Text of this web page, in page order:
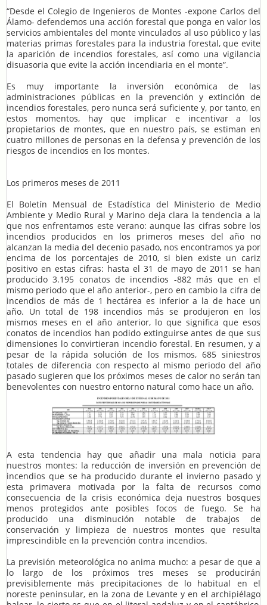
“Desde el Colegio de Ingenieros de Montes -expone Carlos del
Álamo- defendemos una acción forestal que ponga en valor los
servicios ambientales del monte vinculados al uso público y las
materias primas forestales para la industria forestal, que evite
la aparición de incendios forestales, así como una vigilancia
disuasoria que evite la acción incendiaria en el monte”.
Es muy importante la inversión económica de las
administraciones públicas en la prevención y extinción de
incendios forestales, pero nunca será suficiente y, por tanto, en
estos momentos, hay que implicar e incentivar a los
propietarios de montes, que en nuestro país, se estiman en
cuatro millones de personas en la defensa y prevención de los
riesgos de incendios en los montes.
Los primeros meses de 2011
El Boletín Mensual de Estadística del Ministerio de Medio
Ambiente y Medio Rural y Marino deja clara la tendencia a la
que nos enfrentamos este verano: aunque las cifras sobre los
incendios producidos en los primeros meses del año no
alcanzan la media del decenio pasado, nos encontramos ya por
encima de los porcentajes de 2010, si bien existe un cariz
positivo en estas cifras: hasta el 31 de mayo de 2011 se han
producido 3.195 conatos de incendios -882 más que en el
mismo periodo que el año anterior-, pero en cambio la cifra de
incendios de más de 1 hectárea es inferior a la de hace un
año. Un total de 198 incendios más se produjeron en los
mismos meses en el año anterior, lo que significa que esos
conatos de incendios han podido extinguirse antes de que sus
dimensiones lo convirtieran incendio forestal. En resumen, y a
pesar de la rápida solución de los mismos, 685 siniestros
totales de diferencia con respecto al mismo periodo del año
pasado sugieren que los próximos meses de calor no serán tan
benevolentes con nuestro entorno natural como hace un año.
A esta tendencia hay que añadir una mala noticia para
nuestros montes: la reducción de inversión en prevención de
incendios que se ha producido durante el invierno pasado y
esta primavera motivada por la falta de recursos como
consecuencia de la crisis económica deja nuestros bosques
menos protegidos ante posibles focos de fuego. Se ha
producido una disminución notable de trabajos de
conservación y limpieza de nuestros montes que resulta
imprescindible en la prevención contra incendios.
La previsión meteorológica no anima mucho: a pesar de que a
lo largo de los próximos tres meses se producirán
previsiblemente más precipitaciones de lo habitual en el
noreste peninsular, en la zona de Levante y en el archipiélago